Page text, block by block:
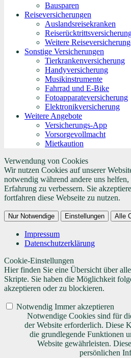
Bausparen
Reiseversicherungen
Auslandsreisekranken
Weitere
Sonstige Versicherungen
Tierkrankenversicherung
Handyversicherung
Musikinstrumente
Fahrrad und E-Bike
Fotoapparateversicherung
Elektronikversicherung
Weitere Angebote
Versicherungs-App
Vorsorgevollmacht
Mietkaution
Verwendung von Cookies
Wir nutzen Cookies auf unserer
notwendig während andere uns
Erfahrung zu verbessern. Sie
fortfahren diese Webseite zu nutzen.
Nur Notwendige Einstellungen Alle
Impressum
Datenschutzerklärung
Cookie-Einstellungen
Hier finden Sie eine Übersicht über
Skripte. Sie haben die Möglichkeit
akzeptieren oder zu blockieren.
Notwendig Immer akzeptieren
Notwendige Cookies sind für
der Website erforderlich. Diese
die grundlegende Funktionen
Website gewährleisten.
persönlichen